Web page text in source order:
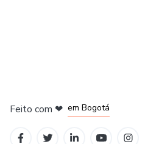
Feito com ❤ em Bogotá